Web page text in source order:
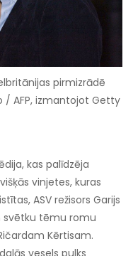
pirmizrādē
/ AFP, izmantojot Getty
kas palīdzēja
vinjetes, kuras
ASV režisors Garijs
svētku tēmu romu
Kērtisam.